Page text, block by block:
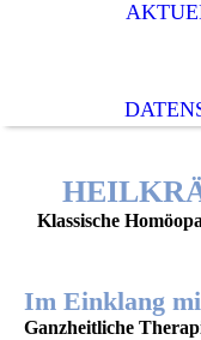
Klassische
Im Einklang
Ganzheitliche